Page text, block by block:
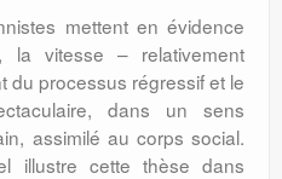
mettent en évidence
la vitesse – relativement
du processus régressif et le
dans un sens
assimilé au corps social.
illustre cette thèse dans